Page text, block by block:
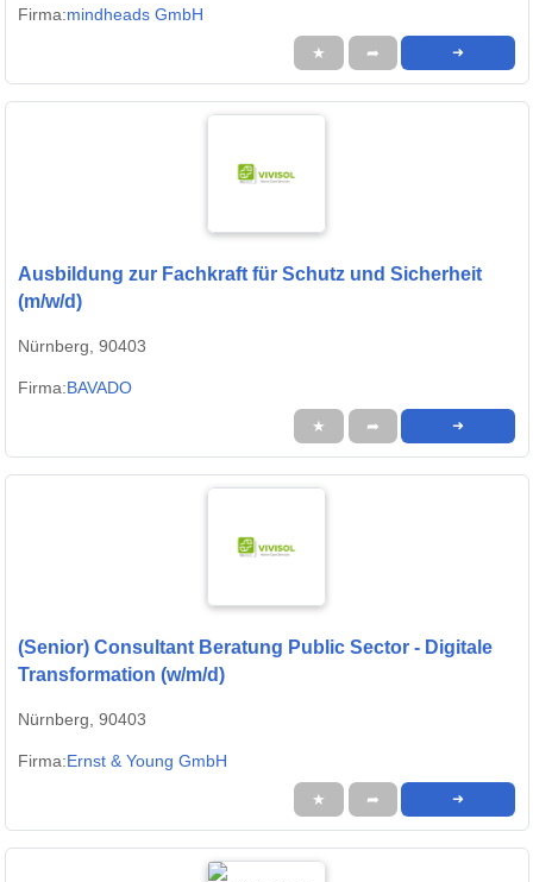
Firma:mindheads GmbH
★ ➦ ➜
Ausbildung zur Fachkraft für Schutz und Sicherheit
(m/w/d)
Nürnberg, 90403
Firma:BAVADO
★ ➦ ➜
(Senior) Consultant Beratung Public Sector - Digitale
Transformation (w/m/d)
Nürnberg, 90403
Firma:Ernst & Young GmbH
★ ➦ ➜